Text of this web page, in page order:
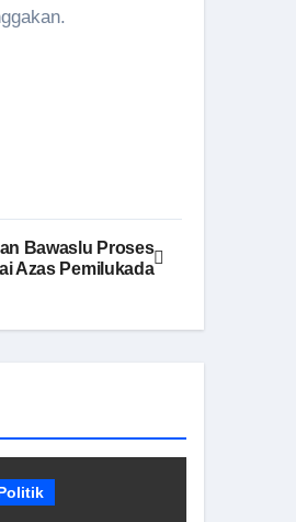
Bawaslu Proses
Azas Pemilukada